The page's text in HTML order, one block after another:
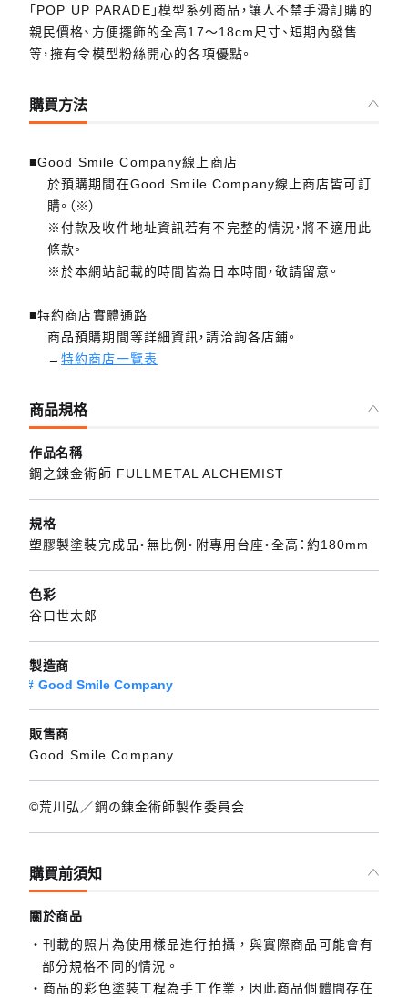
「POP UP PARADE」模型系列商品，讓人不禁手滑訂購的
親民價格、方便擺飾的全高17～18cm尺寸、短期內發售
等，擁有令模型粉絲開心的各項優點。
購買方法
■Good Smile Company線上商店
於預購期間在Good Smile Company線上商店皆可訂
購。（※）
※付款及收件地址資訊若有不完整的情況，將不適用此
條款。
※於本網站記載的時間皆為日本時間，敬請留意。
■特約商店實體通路
商品預購期間等詳細資訊，請洽詢各店鋪。
→特約商店一覽表
商品規格
作品名稱
鋼之鍊金術師 FULLMETAL ALCHEMIST
規格
塑膠製塗裝完成品・無比例・附專用台座・全高：約180mm
色彩
谷口世太郎
製造商
Good Smile Company
販售商
Good Smile Company
©荒川弘／鋼の錬金術師製作委員会
購買前須知
關於商品
刊載的照片為使用樣品進行拍攝，與實際商品可能會有
部分規格不同的情況。
商品的彩色塗裝工程為手工作業，因此商品個體間存在